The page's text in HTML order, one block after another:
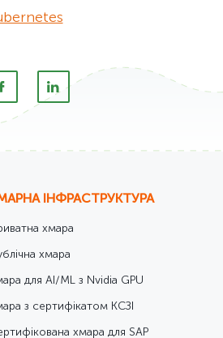
ІНФРАСТРУКТУРА
хмара
хмара
для AI/ML з Nvidia GPU
з сертифікатом КСЗІ
хмара для SAP